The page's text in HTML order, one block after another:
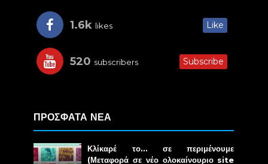
1.6k likes Like
520 subscribers Subscribe
ΠΡΟΣΦΑΤΑ ΝΕΑ
Κλίκαρέ το… σε περιμένουμε
(Μεταφορά σε νέο ολοκαίνουριο site